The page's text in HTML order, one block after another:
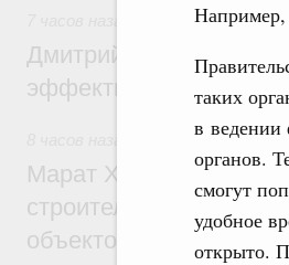
Например,
таких
в ведении
органов.
смогут
удобное
открыто.
Развитие
Дмитрий Патрушев:
эффективность
Экономика
Марат Хуснуллин:
строительство и
объектов